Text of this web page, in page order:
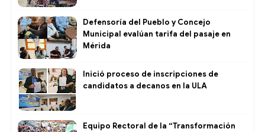
Defensoría del Pueblo y Concejo
Municipal evalúan tarifa del pasaje en
Mérida
Inició proceso de inscripciones de
candidatos a decanos en la ULA
Equipo Rectoral de la “Transformación